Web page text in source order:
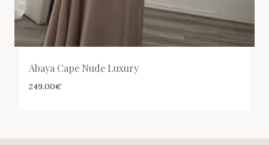
Abaya Cape Nude Luxury
249.00€